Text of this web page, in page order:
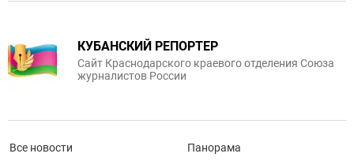
КУБАНСКИЙ РЕПОРТЕР
Сайт Краснодарского краевого отделения Союза
журналистов России
Все новости Панорама